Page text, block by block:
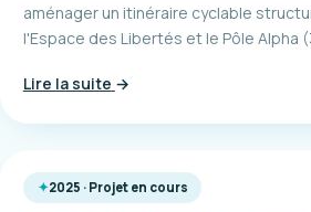
aménager un itinéraire cyclable
l'Espace des Libertés et le Pôle Alpha
Lire la suite →
2025 · Projet en cours